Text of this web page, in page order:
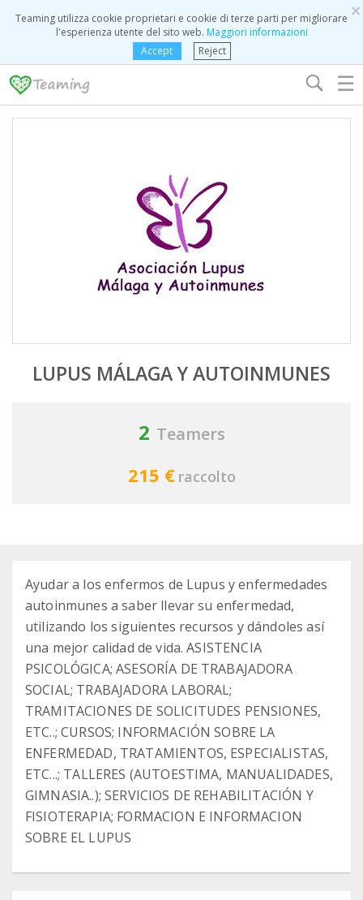
×
Teaming utilizza cookie proprietari e cookie di terze parti per migliorare
l'esperienza utente del sito web. Maggiori informazioni
Accept
Reject
☰
LUPUS MÁLAGA Y AUTOINMUNES
2 Teamers
215 € raccolto
Ayudar a los enfermos de Lupus y enfermedades
autoinmunes a saber llevar su enfermedad,
utilizando los siguientes recursos y dándoles así
una mejor calidad de vida. ASISTENCIA
PSICOLÓGICA; ASESORÍA DE TRABAJADORA
SOCIAL; TRABAJADORA LABORAL;
TRAMITACIONES DE SOLICITUDES PENSIONES,
ETC..; CURSOS; INFORMACIÓN SOBRE LA
ENFERMEDAD, TRATAMIENTOS, ESPECIALISTAS,
ETC...; TALLERES (AUTOESTIMA, MANUALIDADES,
GIMNASIA..); SERVICIOS DE REHABILITACIÓN Y
FISIOTERAPIA; FORMACION E INFORMACION
SOBRE EL LUPUS